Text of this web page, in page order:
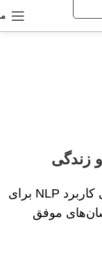
کاربرد NLP برای موفقیت در کار و زندگی کاربرد NLP برای
موفق